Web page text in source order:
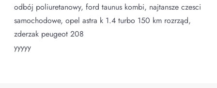
odbój poliuretanowy, ford taunus kombi, najtansze czesci
samochodowe, opel astra k 1.4 turbo 150 km rozrząd,
zderzak peugeot 208
yyyyy